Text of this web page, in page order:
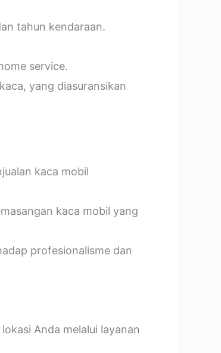
tahun kendaraan.
service.
yang diasuransikan
kaca mobil
kaca mobil yang
profesionalisme dan
Anda melalui layanan